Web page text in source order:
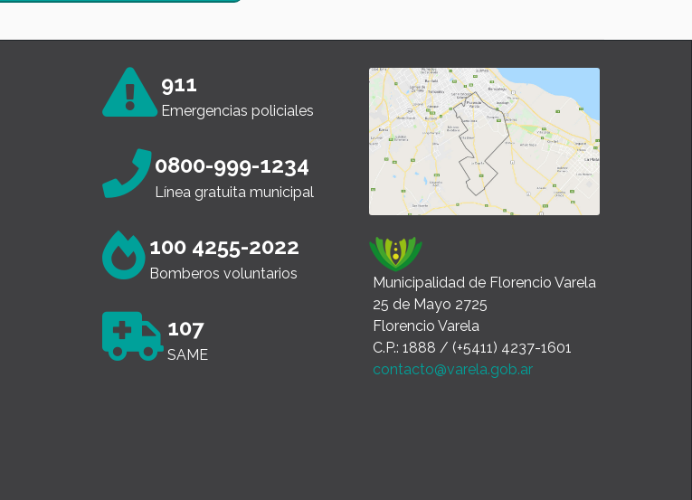
911
Emergencias policiales
0800-999-1234
Línea gratuita municipal
100 4255-2022
Bomberos voluntarios
107
SAME
Municipalidad de Florencio Varela
25 de Mayo 2725
Florencio Varela
C.P.: 1888 / (+5411) 4237-1601
contacto@varela.gob.ar